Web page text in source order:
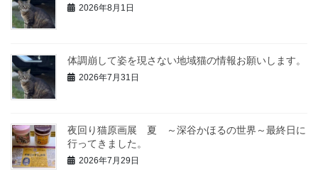
2026年8月1日
体調崩して姿を現さない地域猫の情報お願いします。
2026年7月31日
夜回り猫原画展 夏 ～深谷かほるの世界～最終日に
行ってきました。
2026年7月29日